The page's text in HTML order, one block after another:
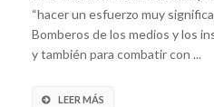
“hacer un esfuerzo muy
Bomberos de los medios y los
y también para combatir con ...
LEER MÁS